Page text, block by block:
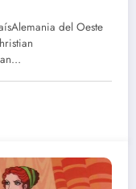
del Oeste